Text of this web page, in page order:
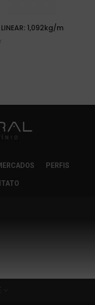
1,092kg/m
PERFIS